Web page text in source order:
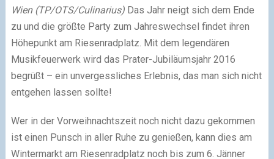
Wien (TP/OTS/Culinarius)Das Jahr neigt sich dem Ende
zu und die größte Party zum Jahreswechsel findet ihren
Höhepunkt am Riesenradplatz. Mit dem legendären
Musikfeuerwerk wird das Prater-Jubiläumsjahr 2016
begrüßt – ein unvergessliches Erlebnis, das man sich nicht
entgehen lassen sollte!
Wer in der Vorweihnachtszeit noch nicht dazu gekommen
ist einen Punsch in aller Ruhe zu genießen, kann dies am
Wintermarkt am Riesenradplatz noch bis zum 6. Jänner